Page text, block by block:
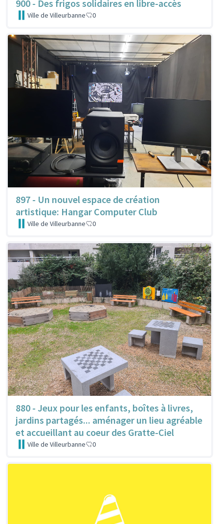
900 - Des frigos solidaires en libre-accès
Ville de Villeurbanne 0
897 - Un nouvel espace de création
artistique: Hangar Computer Club
Ville de Villeurbanne 0
880 - Jeux pour les enfants, boîtes à livres,
jardins partagés... aménager un lieu agréable
et accueillant au coeur des Gratte-Ciel
Ville de Villeurbanne 0